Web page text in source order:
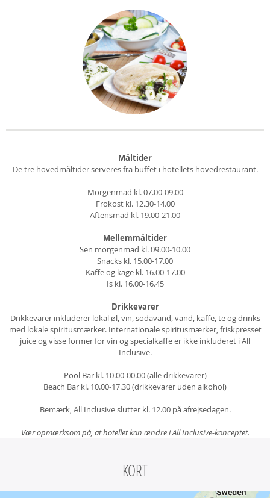
Måltider
De tre hovedmåltider serveres fra buffet i hotellets hovedrestaurant.
Morgenmad kl. 07.00-09.00
Frokost kl. 12.30-14.00
Aftensmad kl. 19.00-21.00
Mellemmåltider
Sen morgenmad kl. 09.00-10.00
Snacks kl. 15.00-17.00
Kaffe og kage kl. 16.00-17.00
Is kl. 16.00-16.45
Drikkevarer
Drikkevarer inkluderer lokal øl, vin, sodavand, vand, kaffe, te og drinks
med lokale spiritusmærker. Internationale spiritusmærker, friskpresset
juice og visse former for vin og specialkaffe er ikke inkluderet i All
Inclusive.
Pool Bar kl. 10.00-00.00 (alle drikkevarer)
Beach Bar kl. 10.00-17.30 (drikkevarer uden alkohol)
Bemærk, All Inclusive slutter kl. 12.00 på afrejsedagen.
Vær opmærksom på, at hotellet kan ændre i All Inclusive-konceptet.
KORT